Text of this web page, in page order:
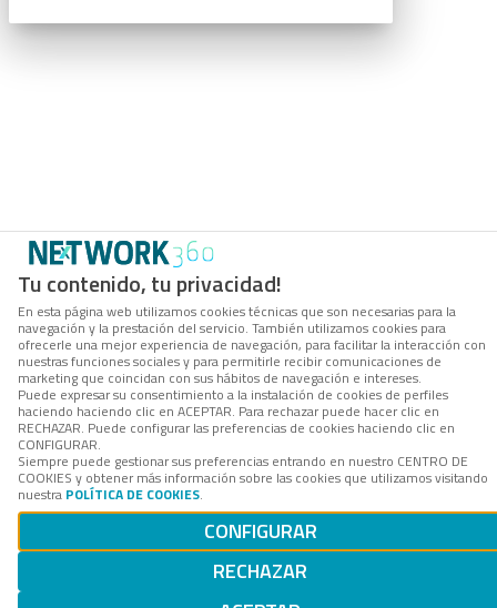
Tu contenido, tu privacidad!
En esta página web utilizamos cookies técnicas que son necesarias para la
navegación y la prestación del servicio. También utilizamos cookies para
ofrecerle una mejor experiencia de navegación, para facilitar la interacción con
nuestras funciones sociales y para permitirle recibir comunicaciones de
marketing que coincidan con sus hábitos de navegación e intereses.
Puede expresar su consentimiento a la instalación de cookies de perfiles
haciendo haciendo clic en ACEPTAR. Para rechazar puede hacer clic en
RECHAZAR. Puede configurar las preferencias de cookies haciendo clic en
CONFIGURAR.
Siempre puede gestionar sus preferencias entrando en nuestro CENTRO DE
COOKIES y obtener más información sobre las cookies que utilizamos visitando
nuestra POLÍTICA DE COOKIES.
CONFIGURAR
RECHAZAR